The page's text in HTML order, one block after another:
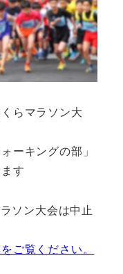
らマラソン大
ーキングの部」
す
ソン大会は中止
ご覧ください。